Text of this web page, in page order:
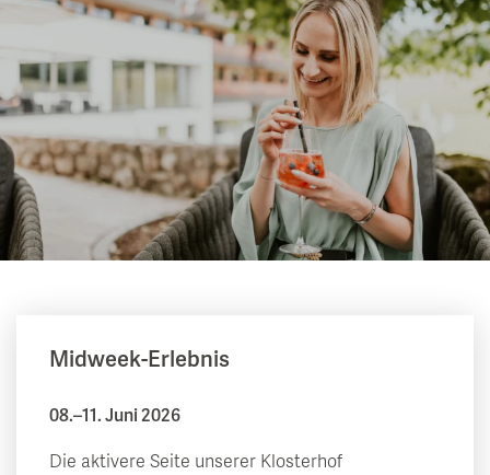
Midweek-Erlebnis
08.–11. Juni 2026
Die aktivere Seite unserer Klosterhof